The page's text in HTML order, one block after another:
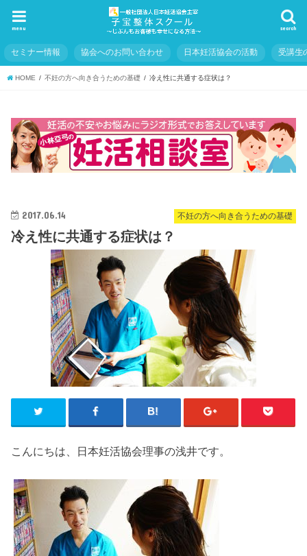
search
menu
セミナー情報 協会へのお問い合わせ 日本妊活協会の活動 受講生
HOME 不妊の方へ向き合うための基礎 冷え性に共通する症状は？
不妊の方へ向き合うための基礎
2017.06.14
冷え性に共通する症状は？
こんにちは、日本妊活協会理事の浅井です。